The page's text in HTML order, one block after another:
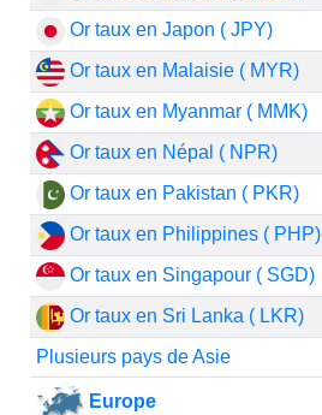
Or taux en Japon ( JPY)
Or taux en Malaisie ( MYR)
Or taux en Myanmar ( MMK)
Or taux en Népal ( NPR)
Or taux en Pakistan ( PKR)
Or taux en Philippines ( PHP)
Or taux en Singapour ( SGD)
Or taux en Sri Lanka ( LKR)
Plusieurs pays de Asie
Europe